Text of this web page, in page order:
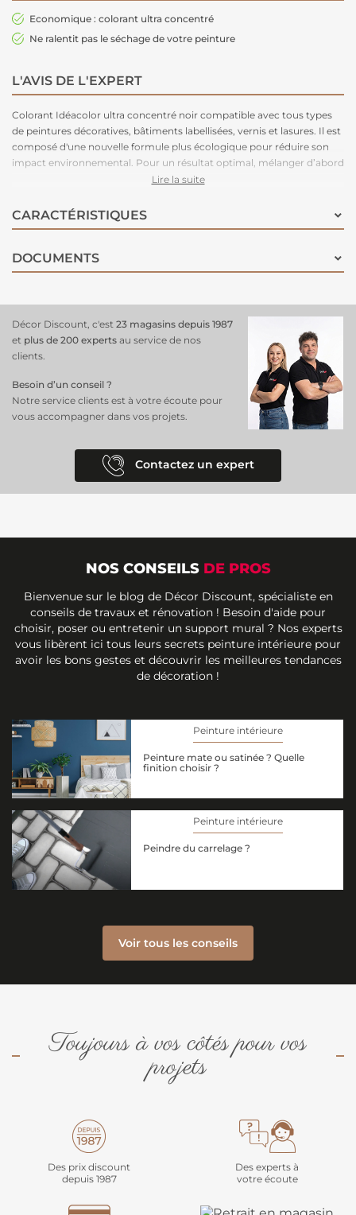
Economique : colorant ultra concentré
Ne ralentit pas le séchage de votre peinture
L'AVIS DE L'EXPERT
Colorant Idéacolor ultra concentré noir compatible avec tous types
de peintures décoratives, bâtiments labellisées, vernis et lasures. Il est
composé d'une nouvelle formule plus écologique pour réduire son
impact environnemental. Pour un résultat optimal, mélanger d’abord
une petite quantité de peinture avec le colorant que vous réintégrez
10% de colorant par rapport au volume de peinture à teinter. Ces
teintes sont miscibles entre elles et assurent une infinité de couleurs
très élaborés permettent une concentration pigmentaire élevé. Sa
composition sans plomb sans éther de glycol et sans chromate la
Lire la suite
CARACTÉRISTIQUES
DOCUMENTS
Décor Discount, c'est 23 magasins depuis 1987
et plus de 200 experts au service de nos
clients.
Besoin d’un conseil ?
Notre service clients est à votre écoute pour
vous accompagner dans vos projets.
Contactez un expert
NOS CONSEILS DE PROS
Bienvenue sur le blog de Décor Discount, spécialiste en
conseils de travaux et rénovation ! Besoin d'aide pour
choisir, poser ou entretenir un support mural ? Nos experts
vous libèrent ici tous leurs secrets peinture intérieure pour
avoir les bons gestes et découvrir les meilleures tendances
de décoration !
Peinture intérieure
Peinture mate ou satinée ? Quelle
finition choisir ?
Peinture intérieure
Peindre du carrelage ?
Voir tous les conseils
Toujours à vos côtés pour vos
projets
Des prix discount
depuis 1987
Des experts à
votre écoute